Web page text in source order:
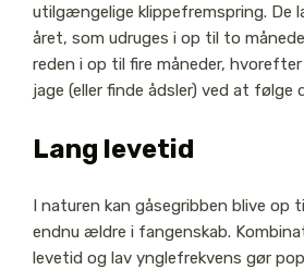
utilgængelige klippefremspring.
året, som udruges i op til to
reden i op til fire måneder,
jage (eller finde ådsler) ved at følge
Lang levetid
I naturen kan gåsegribben blive op
endnu ældre i fangenskab.
levetid og lav ynglefrekvens gør